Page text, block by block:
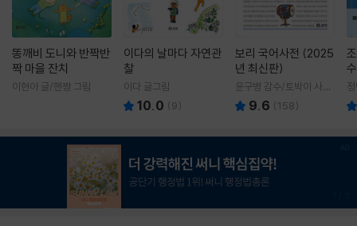
똥깨비 도니와 반짝반
짝 마을 잔치
이현아 글/핸짱 그림
이다의 날마다 자연관
찰
이다 글그림
10.0 (9)
보리 국어사전 (2025
년 최신판)
윤구병 감수/토박이 사전
편찬실 편
9.6 (158)